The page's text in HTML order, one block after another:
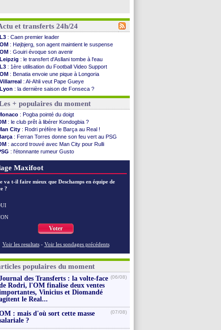
et transferts 24h/24
L3 : Caen premier leader
OM : Højbjerg, son agent maintient le suspense
OM : Gouiri évoque son avenir
Leipzig : le transfert d'Asllani tombe à l'eau
L3 : 1ère utilisation du Football Video Support
OM : Benatia envoie une pique à Longoria
Villarreal : Al-Ahli veut Pape Gueye
Lyon : la dernière saison de Fonseca ?
OM: un nouveau prétendant pour Højbjerg
Brest: un gardien norvégien en approche ?
OM: McCourt a versé 120 M€ en 2026
PSG: 4 retours dans le groupe face à Man Utd ...
Nice: Kevin Carlos va partir en Italie
L1: prison avec sursis requis contre un arbitre
Leganés: c'est signé pour Luca Zidane (off.)
Atletico: Ruggeri en route pour Aston Villa
Monaco: Filipe Luis soutient Biereth
PSG : Nsoki va signer en Croatie
Real: Mastantuono prêté à la Fiorentina (off.)
Man City
Palace
+ populaires du moment
: Pogba pointé du doigt
: le club prêt à libérer Kondogbia ?
City : Rodri préfère le Barça au Real !
: Ferran Torres donne son feu vert au PSG
: accord trouvé avec Man City pour Rulli
: l'étonnante rumeur Gusto
: Owori battu à mort à Kampala
Maxifoot
va t-il faire mieux que Deschamps en équipe de
?
Voter
Voir les resultats - Voir les sondages précédents
populaires du moment
des Transferts : la volte-face
Rodri, l'OM finalise deux ventes
Vinicius et Diomandé
le Real...
(06/08)
: mais d'où sort cette masse
?
(07/08)